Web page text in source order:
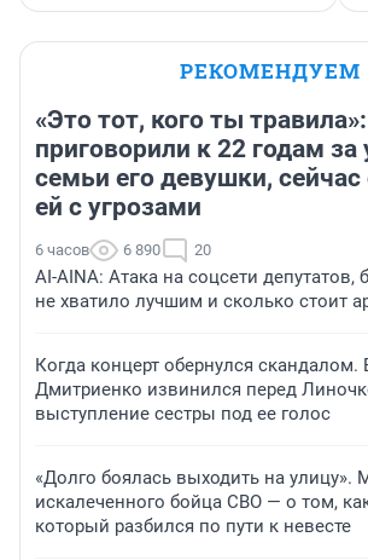
РЕКОМЕНДУЕМ
«Это тот, кого ты
приговорили к 22 годам за
семьи его девушки, сейчас
ей с угрозами
6 часов 6 890 20
AI-AINA: Атака на соцсети депутатов,
не хватило лучшим и сколько стоит
Когда концерт обернулся скандалом.
Дмитриенко извинился перед
выступление сестры под ее голос
«Долго боялась выходить на улицу».
искалеченного бойца СВО — о том,
который разбился по пути к невесте